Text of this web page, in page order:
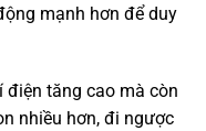
mạnh hơn để duy
điện tăng cao mà còn
nhiều hơn, đi ngược